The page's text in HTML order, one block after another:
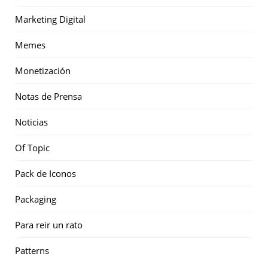
Marketing Digital
Memes
Monetización
Notas de Prensa
Noticias
Of Topic
Pack de Iconos
Packaging
Para reir un rato
Patterns